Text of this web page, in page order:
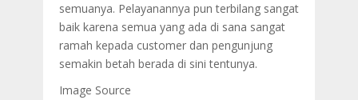
semuanya. Pelayanannya pun terbilang sangat
baik karena semua yang ada di sana sangat
ramah kepada customer dan pengunjung
semakin betah berada di sini tentunya.
Image Source